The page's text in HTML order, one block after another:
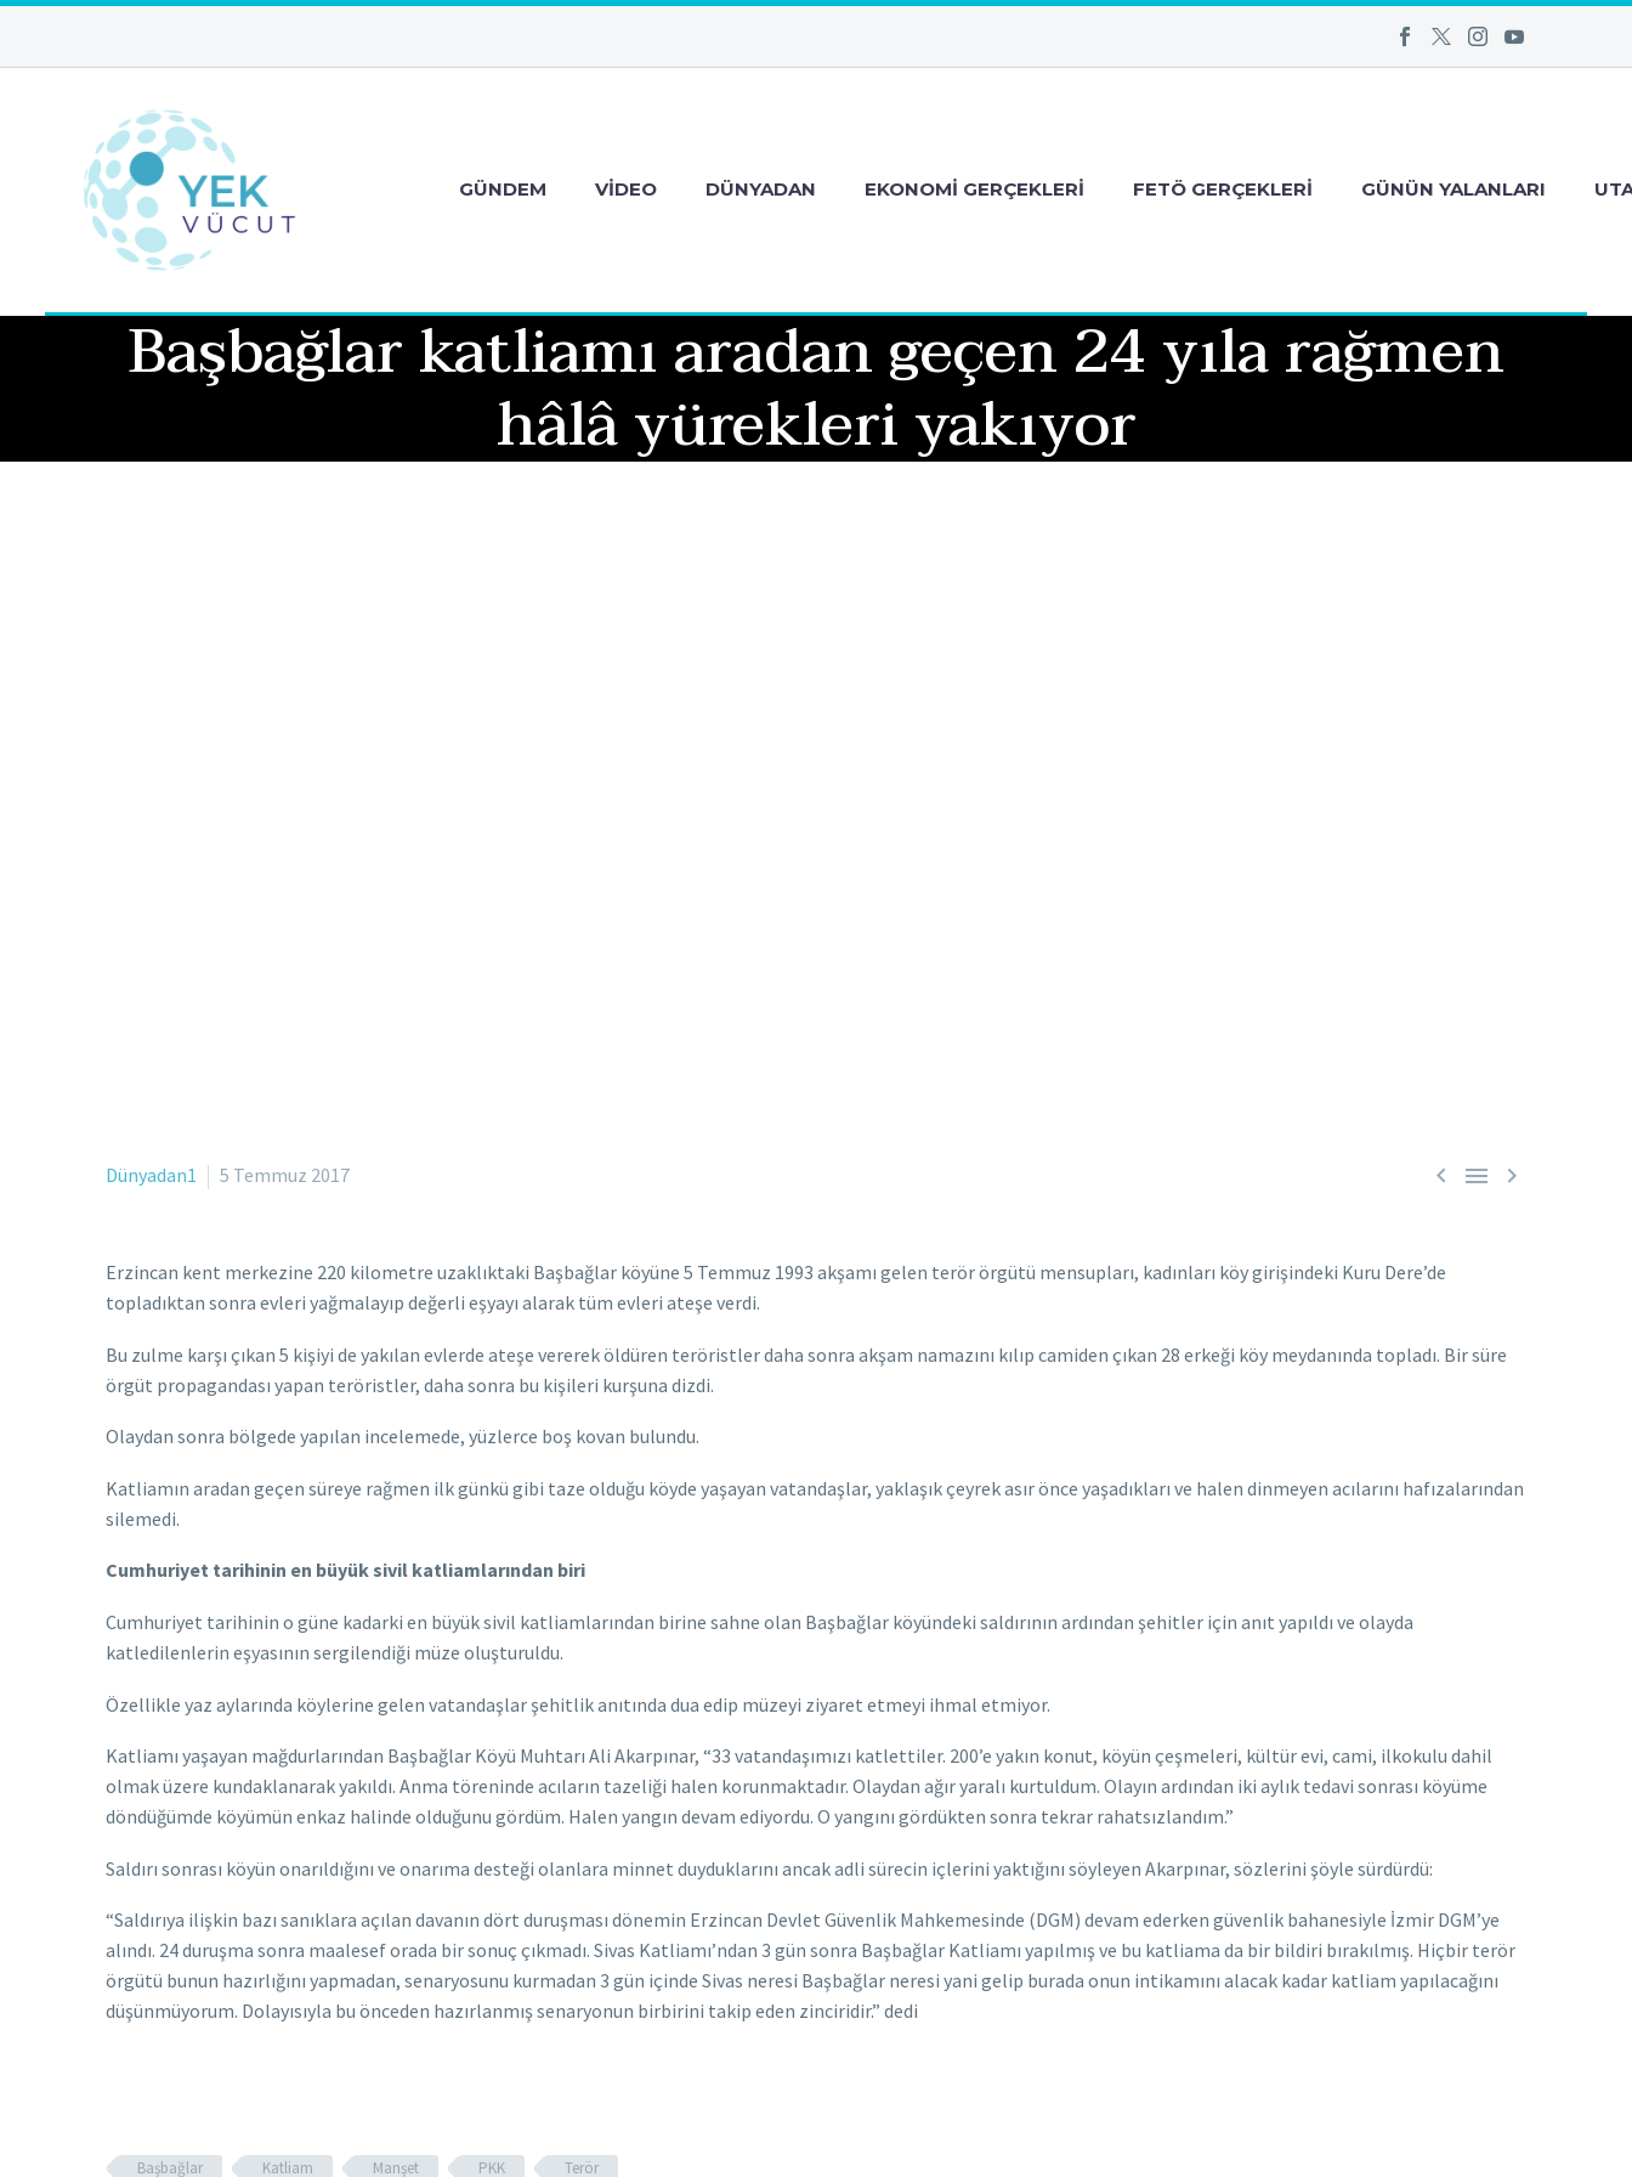
GÜNDEM VIDEO DÜNYADAN EKONOMI GERÇEKLERI FETÖ GERÇEKLERI GÜNÜN YALANLARI
Başbağlar katliamı aradan geçen 24 yıla rağmen
hâlâ yürekleri yakıyor
  
Dünyadan1 5 Temmuz 2017
Erzincan kent merkezine 220 kilometre uzaklıktaki Başbağlar köyüne 5 Temmuz 1993 akşamı gelen terör örgütü mensupları, kadınları köy girişindeki Kuru Dere’de
topladıktan sonra evleri yağmalayıp değerli eşyayı alarak tüm evleri ateşe verdi.
Bu zulme karşı çıkan 5 kişiyi de yakılan evlerde ateşe vererek öldüren teröristler daha sonra akşam namazını kılıp camiden çıkan 28 erkeği köy meydanında topladı. Bir süre
örgüt propagandası yapan teröristler, daha sonra bu kişileri kurşuna dizdi.
Olaydan sonra bölgede yapılan incelemede, yüzlerce boş kovan bulundu.
Katliamın aradan geçen süreye rağmen ilk günkü gibi taze olduğu köyde yaşayan vatandaşlar, yaklaşık çeyrek asır önce yaşadıkları ve halen dinmeyen acılarını hafızalarından
silemedi.
Cumhuriyet tarihinin en büyük sivil katliamlarından biri
Cumhuriyet tarihinin o güne kadarki en büyük sivil katliamlarından birine sahne olan Başbağlar köyündeki saldırının ardından şehitler için anıt yapıldı ve olayda
katledilenlerin eşyasının sergilendiği müze oluşturuldu.
Özellikle yaz aylarında köylerine gelen vatandaşlar şehitlik anıtında dua edip müzeyi ziyaret etmeyi ihmal etmiyor.
Katliamı yaşayan mağdurlarından Başbağlar Köyü Muhtarı Ali Akarpınar, “33 vatandaşımızı katlettiler. 200’e yakın konut, köyün çeşmeleri, kültür evi, cami, ilkokulu dahil
olmak üzere kundaklanarak yakıldı. Anma töreninde acıların tazeliği halen korunmaktadır. Olaydan ağır yaralı kurtuldum. Olayın ardından iki aylık tedavi sonrası köyüme
döndüğümde köyümün enkaz halinde olduğunu gördüm. Halen yangın devam ediyordu. O yangını gördükten sonra tekrar rahatsızlandım.”
Saldırı sonrası köyün onarıldığını ve onarıma desteği olanlara minnet duyduklarını ancak adli sürecin içlerini yaktığını söyleyen Akarpınar, sözlerini şöyle sürdürdü:
“Saldırıya ilişkin bazı sanıklara açılan davanın dört duruşması dönemin Erzincan Devlet Güvenlik Mahkemesinde (DGM) devam ederken güvenlik bahanesiyle İzmir DGM’ye
alındı. 24 duruşma sonra maalesef orada bir sonuç çıkmadı. Sivas Katliamı’ndan 3 gün sonra Başbağlar Katliamı yapılmış ve bu katliama da bir bildiri bırakılmış. Hiçbir terör
örgütü bunun hazırlığını yapmadan, senaryosunu kurmadan 3 gün içinde Sivas neresi Başbağlar neresi yani gelip burada onun intikamını alacak kadar katliam yapılacağını
düşünmüyorum. Dolayısıyla bu önceden hazırlanmış senaryonun birbirini takip eden zinciridir.” dedi
Başbağlar Katliam Manşet PKK Terör